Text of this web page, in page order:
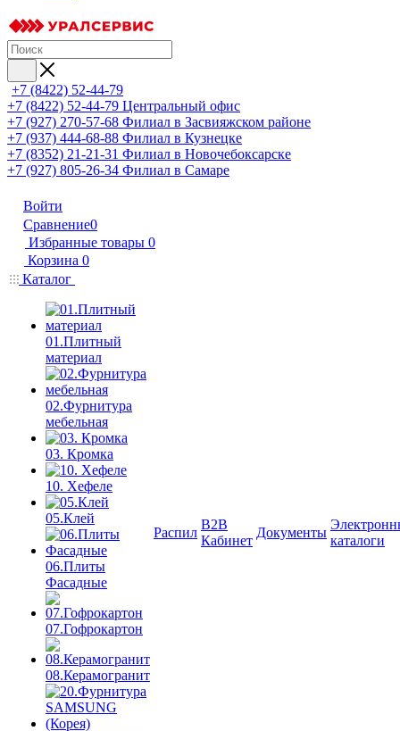
+7 (8422) 52-44-79
+7 (8422) 52-44-79 Центральный офис
+7 (927) 270-57-68 Филиал в Засвияжском районе
+7 (937) 444-68-88 Филиал в Кузнецке
+7 (8352) 21-21-31 Филиал в Новочебоксарске
+7 (927) 805-26-34 Филиал в Самаре
Войти
Сравнение0
Избранные товары 0
Корзина 0
Каталог
01.Плитный
материал
02.Фурнитура
мебельная
03. Кромка
10. Хефеле
05.Клей
06.Плиты
Фасадные
07.Гофрокартон
08.Керамогранит
Распил
B2B
Кабинет
Документы
каталоги